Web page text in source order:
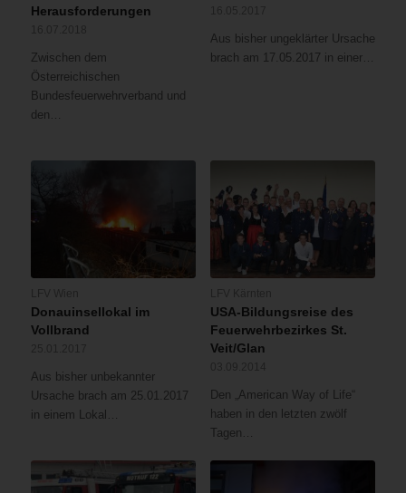
Herausforderungen
Zwischen dem
Österreichischen
Bundesfeuerwehrverband und
den…
Aus bisher ungeklärter Ursache
brach am 17.05.2017 in einer…
Donauinsellokal im
Vollbrand
Aus bisher unbekannter
Ursache brach am 25.01.2017
in einem Lokal…
USA-Bildungsreise des
Feuerwehrbezirkes St.
Veit/Glan
Den „American Way of Life“
haben in den letzten zwölf
Tagen…